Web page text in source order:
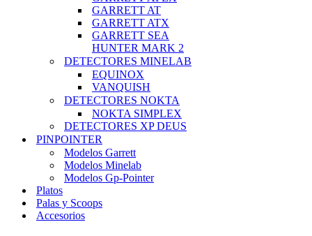
GARRETT AT
GARRETT ATX
GARRETT SEA
HUNTER MARK 2
DETECTORES MINELAB
EQUINOX
VANQUISH
DETECTORES NOKTA
NOKTA SIMPLEX
DETECTORES XP DEUS
PINPOINTER
Modelos Garrett
Modelos Minelab
Modelos Gp-Pointer
Platos
Palas y Scoops
Accesorios